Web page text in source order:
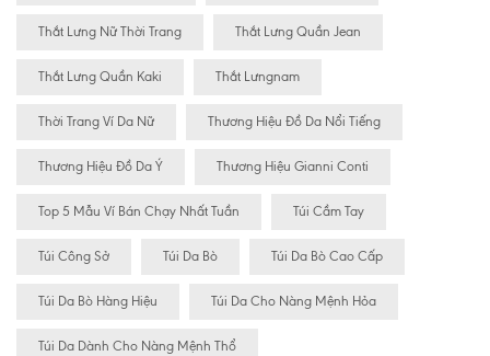
Thắt Lưng Nữ Thời Trang Thắt Lưng Quần Jean
Thắt Lưng Quần Kaki Thắt Lưngnam
Thời Trang Ví Da Nữ Thương Hiệu Đồ Da Nổi Tiếng
Thương Hiệu Đồ Da Ý Thương Hiệu Gianni Conti
Top 5 Mẫu Ví Bán Chạy Nhất Tuần Túi Cầm Tay
Túi Công Sở Túi Da Bò Túi Da Bò Cao Cấp
Túi Da Bò Hàng Hiệu Túi Da Cho Nàng Mệnh Hỏa
Túi Da Dành Cho Nàng Mệnh Thổ